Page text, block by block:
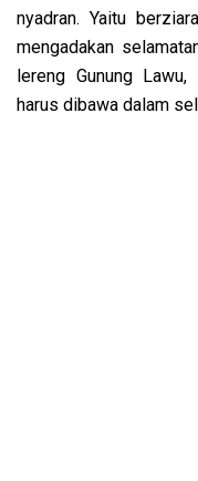
nyadran. Yaitu
mengadakan
lereng Gunung
harus dibawa dalam